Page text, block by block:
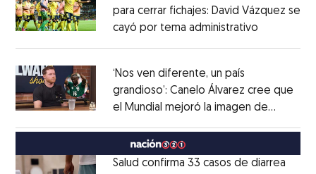
para cerrar fichajes: David Vázquez se
cayó por tema administrativo
‘Nos ven diferente, un país
grandioso’: Canelo Álvarez cree que
el Mundial mejoró la imagen de
MéxicoOpens in new window
Salud confirma 33 casos de diarrea